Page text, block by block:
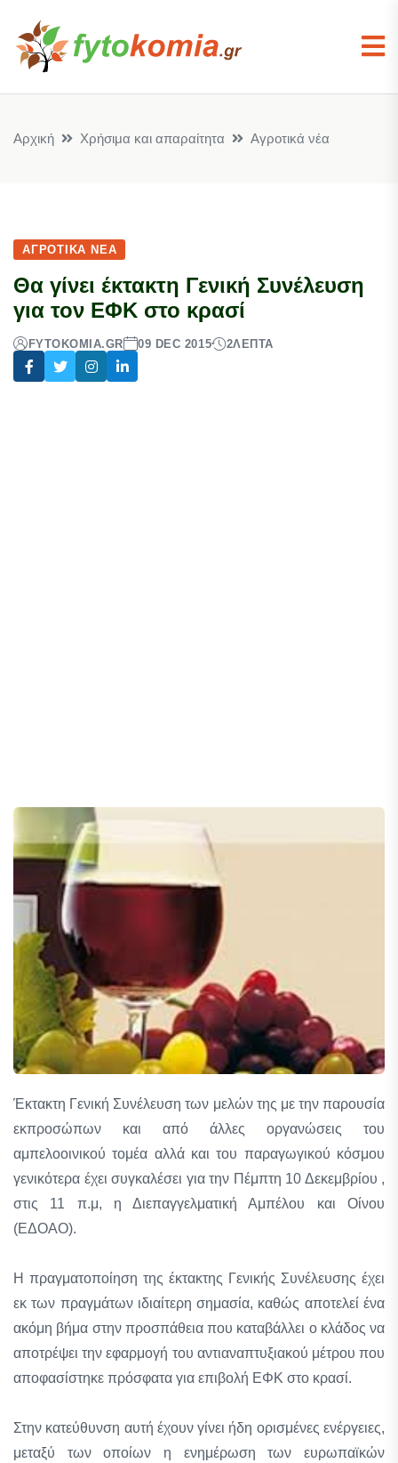
Αρχική Χρήσιμα και απαραίτητα Αγροτικά νέα
ΑΓΡΟΤΙΚΆ ΝΈΑ
Θα γίνει έκτακτη Γενική Συνέλευση
για τον ΕΦΚ στο κρασί
FYTOKOMIA.GR 09 DEC 2015 2ΛΕΠΤΆ
Έκτακτη Γενική Συνέλευση των μελών της με την παρουσία
εκπροσώπων και από άλλες οργανώσεις του
αμπελοοινικού τομέα αλλά και του παραγωγικού κόσμου
γενικότερα έχει συγκαλέσει για την Πέμπτη 10 Δεκεμβρίου ,
στις 11 π.μ, η Διεπαγγελματική Αμπέλου και Οίνου
(ΕΔΟΑΟ).
Η πραγματοποίηση της έκτακτης Γενικής Συνέλευσης έχει
εκ των πραγμάτων ιδιαίτερη σημασία, καθώς αποτελεί ένα
ακόμη βήμα στην προσπάθεια που καταβάλλει ο κλάδος να
αποτρέψει την εφαρμογή του αντιαναπτυξιακού μέτρου που
αποφασίστηκε πρόσφατα για επιβολή ΕΦΚ στο κρασί.
Στην κατεύθυνση αυτή έχουν γίνει ήδη ορισμένες ενέργειες,
μεταξύ των οποίων η ενημέρωση των ευρωπαϊκών